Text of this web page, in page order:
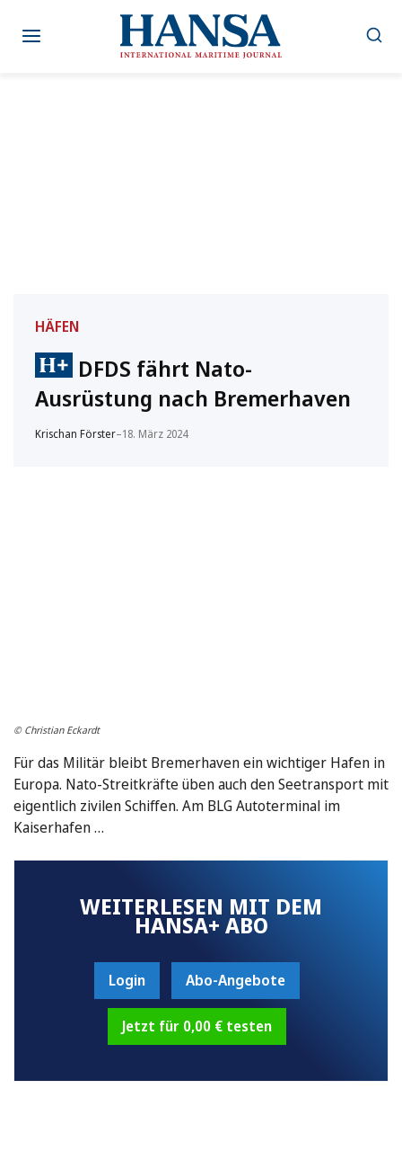
Inhalt
HÄFEN
DFDS fährt Nato-
Ausrüstung nach Bremerhaven
Krischan Förster–18. März 2024
© Christian Eckardt
Für das Militär bleibt Bremerhaven ein wichtiger Hafen in
Europa. Nato-Streitkräfte üben auch den Seetransport mit
eigentlich zivilen Schiffen. Am BLG Autoterminal im
Kaiserhafen …
WEITERLESEN MIT DEM
HANSA+ ABO
Login Abo-Angebote
Jetzt für 0,00 € testen